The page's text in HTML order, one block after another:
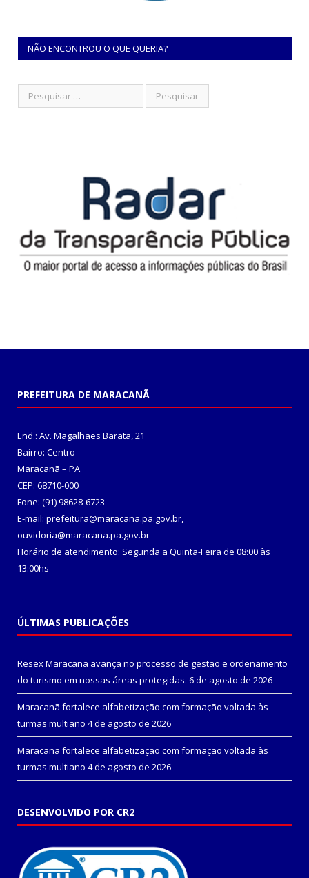
NÃO ENCONTROU O QUE QUERIA?
PREFEITURA DE MARACANÃ
End.: Av. Magalhães Barata, 21
Bairro: Centro
Maracanã – PA
CEP: 68710-000
Fone: (91) 98628-6723
E-mail: prefeitura@maracana.pa.gov.br,
ouvidoria@maracana.pa.gov.br
Horário de atendimento: Segunda a Quinta-Feira de 08:00 às
13:00hs
ÚLTIMAS PUBLICAÇÕES
Resex Maracanã avança no processo de gestão e ordenamento
do turismo em nossas áreas protegidas. 6 de agosto de 2026
Maracanã fortalece alfabetização com formação voltada às
turmas multiano 4 de agosto de 2026
Maracanã fortalece alfabetização com formação voltada às
turmas multiano 4 de agosto de 2026
DESENVOLVIDO POR CR2